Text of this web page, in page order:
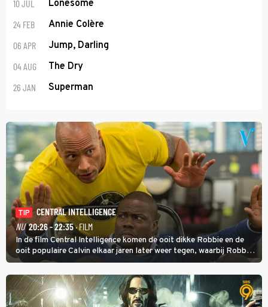
10 JUL Lonesome
24 FEB Annie Colère
06 APR Jump, Darling
04 AUG The Dry
26 JAN Superman
TIP
CENTRAL INTELLIGENCE
NU 20:26 - 22:35· FILM
In de film Central Intelligence komen de ooit dikke Robbie en de
ooit populaire Calvin elkaar jaren later weer tegen, waarbij Robbie,
inmiddels supergespierd en werkzaam voor de CIA, Calvins hulp
goed kan gebruiken.